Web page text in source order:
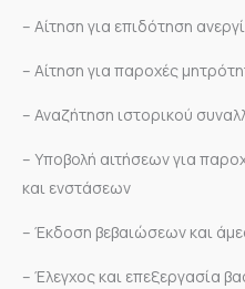
– Αίτηση για επιδότηση
– Αίτηση για παροχές
– Αναζήτηση ιστορικού
– Υποβολή αιτήσεων για
και ενστάσεων
– Έκδοση βεβαιώσεων και
– Έλεγχος και επεξεργασία